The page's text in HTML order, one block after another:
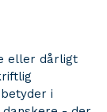
eller dårligt
i